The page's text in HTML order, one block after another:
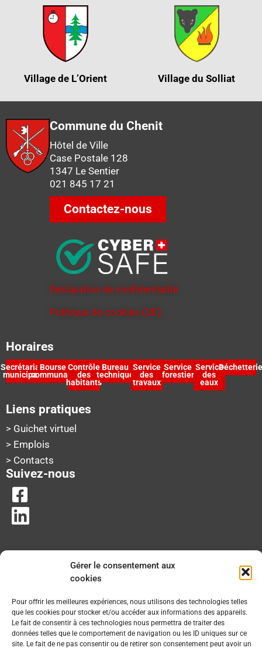
Gérer le consentement aux
cookies
Pour offrir les meilleures expériences, nous utilisons des technologies telles
que les cookies pour stocker et/ou accéder aux informations des appareils.
Le fait de consentir à ces technologies nous permettra de traiter des
données telles que le comportement de navigation ou les ID uniques sur ce
site. Le fait de ne pas consentir ou de retirer son consentement peut avoir un
Village de L’Orient Village du Solliat
Commune du Chenit
Hôtel de Ville
Case Postale 128
1347 Le Sentier
021 845 17 21
Contactez-nous
Déclaration de confidentialité
Politique de cookies (UE)
Horaires
Secrétariat
municipal
Bourse
communale
Contrôle
des
habitants
Bureau
technique
Service
des
travaux
Service
forestier
Service
des
eaux
Déchetterie
Liens pratiques
> Guichet virtuel
> Emplois
> Contacts
Suivez-nous